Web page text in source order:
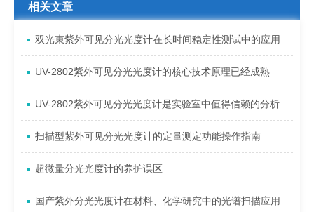
相关文章
双光束紫外可见分光光度计在长时间稳定性测试中的应用
UV-2802紫外可见分光光度计的核心技术原理已经成熟
UV-2802紫外可见分光光度计是实验室中值得信赖的分析工具
扫描型紫外可见分光光度计的定量测定功能操作指南
超微量分光光度计的养护误区
国产紫外分光光度计在材料、化学研究中的光谱扫描应用